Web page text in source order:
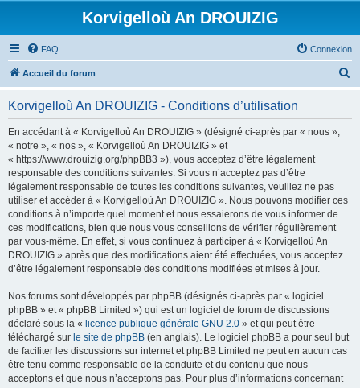
Korvigelloù An DROUIZIG
FAQ Connexion
Accueil du forum
Korvigelloù An DROUIZIG - Conditions d’utilisation
En accédant à « Korvigelloù An DROUIZIG » (désigné ci-après par « nous »,
« notre », « nos », « Korvigelloù An DROUIZIG » et
« https://www.drouizig.org/phpBB3 »), vous acceptez d’être légalement
responsable des conditions suivantes. Si vous n’acceptez pas d’être
légalement responsable de toutes les conditions suivantes, veuillez ne pas
utiliser et accéder à « Korvigelloù An DROUIZIG ». Nous pouvons modifier ces
conditions à n’importe quel moment et nous essaierons de vous informer de
ces modifications, bien que nous vous conseillons de vérifier régulièrement
par vous-même. En effet, si vous continuez à participer à « Korvigelloù An
DROUIZIG » après que des modifications aient été effectuées, vous acceptez
d’être légalement responsable des conditions modifiées et mises à jour.
Nos forums sont développés par phpBB (désignés ci-après par « logiciel
phpBB » et « phpBB Limited ») qui est un logiciel de forum de discussions
déclaré sous la « licence publique générale GNU 2.0 » et qui peut être
téléchargé sur le site de phpBB (en anglais). Le logiciel phpBB a pour seul but
de faciliter les discussions sur internet et phpBB Limited ne peut en aucun cas
être tenu comme responsable de la conduite et du contenu que nous
acceptons et que nous n’acceptons pas. Pour plus d’informations concernant